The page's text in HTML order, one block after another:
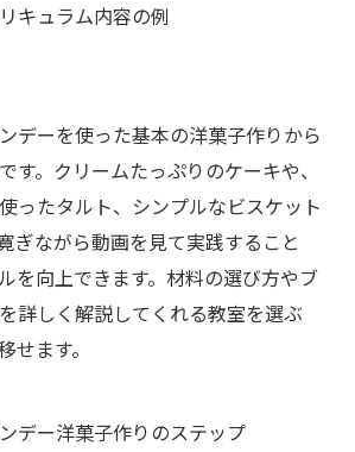
キュラム内容の例
デーを使った基本の洋菓子作りから
す。クリームたっぷりのケーキや、
ったタルト、シンプルなビスケット
ぎながら動画を見て実践すること
を向上できます。材料の選び方やブ
詳しく解説してくれる教室を選ぶ
せます。
デー洋菓子作りのステップ